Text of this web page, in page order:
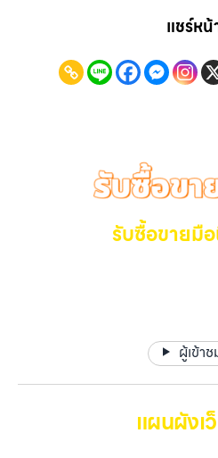
บริการครบวงจร บริการของเรา เราให้บ
ต้องการขายอุปกรณ์ไอที ไม่ว่าจะเป็น: รับ
จ่ายเงินทันทีเมื่อตกลงซื้อขายสำเร็จ บริก
จะอยู่ในสภาพใช้งานแล้ว ตกแต่งแล้ว หรือ
ไม่ได้ขึ้นอยู่แค่ยี่ห้อ แต่ขึ้นอยู่กับสภาพจริง
กรุงเทพถึงที่”, หรือ “รับซื้อ Samsung
เพราะบริการของเรามุ่งตรงให้คุณได้รับร
อำนวยความสะดวก นัดรับถึงที่ ตรวจสภ
วังหินไม่ว่าคุณจะต้องการ รับซื้อโทรศัพท์
ซื้อแท็บเล็ต, หรือบริการอื่นๆ เกี่ยวกับสินค้
บริการครบวงจร บริการของเรา เราให้บ
iPhone, Samsung, ไอแพด แท็บเล็ตทุก
ทันที บริการถึงพื้นที่… รับซื้อมือถือบางรัก
รัชดา, บางรัก, แจ้งวัฒนะ, บางแค, วัชรพ
เขต ประสบการณ์เหนือระดับกับการ รับซื้
ที่สุด ในยุคที่สมาร์ทโฟน แท็บเล็ต และอุป
ทุกช่วงเวลา อุปกรณ์ที่คุณใช้แล้วอาจกลาย
ไม่ใช้แล้วให้กลายเป็นเงินสดได้ทันที ด้วย
รับซื้อมือถือ, รับซื้อโทรศัพท์, รับซื้อโน๊ตบุ๊
ต้องการเงินด่วน เราจึงมอบบริการประเมิ
ความยุ่งยากทั้งหลาย โดยเน้น โปร่งใส มั่น
ใช้งานแล้ว ตกแต่งแล้ว หรือมีรอยบ้าง เพ
ยี่ห้อ แต่ขึ้นอยู่กับสภาพจริง ความครบชุด
แชร์หน้
รับซื้อขายมื
ผู้เข้า
แผนผังเ